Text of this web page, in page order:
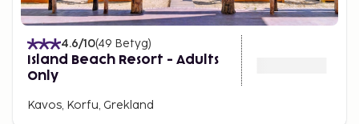
4.6/10(49 Betyg)
Island Beach Resort - Adults
Only
Kavos, Korfu, Grekland